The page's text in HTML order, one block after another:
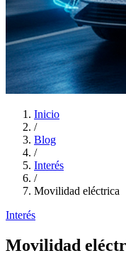
Inicio
/
Blog
/
Interés
/
Movilidad eléctrica
Interés
Movilidad